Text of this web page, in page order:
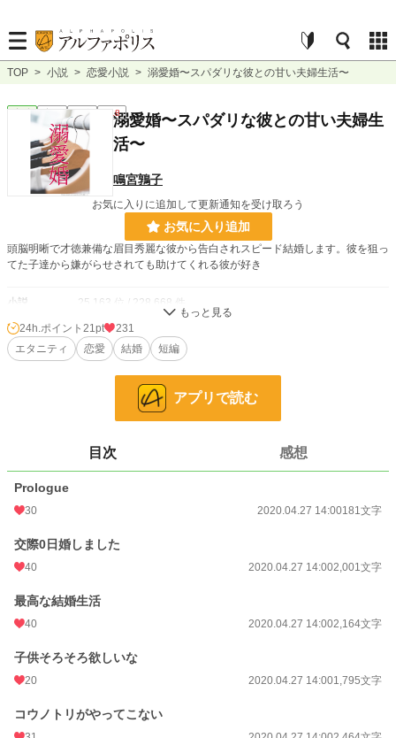
TOP > 小説 > 恋愛小説 > 溺愛婚〜スパダリな彼との甘い夫婦生活〜
短編 R18溺愛婚〜スパダリな彼との甘い夫婦生
活〜
鳴宮鶉子
お気に入りに追加して更新通知を受け取ろう
お気に入り追加
頭脳明晰で才徳兼備な眉目秀麗な彼から告白されスピード結婚します。彼を狙っ
てた子達から嫌がらせされても助けてくれる彼が好き
小説 25,163 位 / 228,668 件
恋愛 10,929 位 / 66,339 件
お気に入り 94
2020.04.27 14:00
初回公開日時
週間ポイント 433 pt (15,989 位)
24h.ポイント 21pt
231
エタニティ
恋愛 結婚 短編
アプリで読む
目次 感想
Prologue
30 2020.04.27 14:00181文字
交際0日婚しました
40 2020.04.27 14:002,001文字
最高な結婚生活
40 2020.04.27 14:002,164文字
子供そろそろ欲しいな
20 2020.04.27 14:001,795文字
コウノトリがやってこない